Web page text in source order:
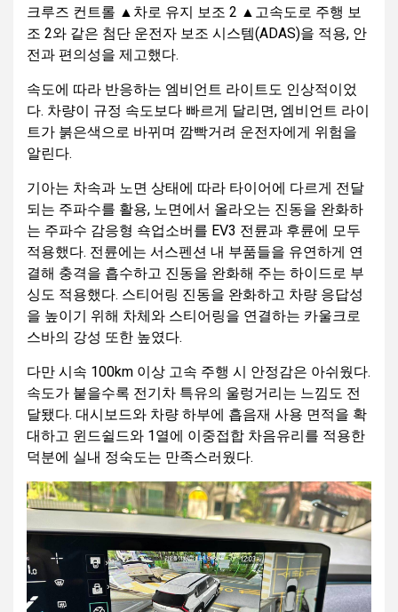
크루즈 컨트롤 ▲차로 유지 보조 2 ▲고속도로 주행 보
조 2와 같은 첨단 운전자 보조 시스템(ADAS)을 적용, 안
전과 편의성을 제고했다.
속도에 따라 반응하는 엠비언트 라이트도 인상적이었
다. 차량이 규정 속도보다 빠르게 달리면, 엠비언트 라이
트가 붉은색으로 바뀌며 깜빡거려 운전자에게 위험을
알린다.
기아는 차속과 노면 상태에 따라 타이어에 다르게 전달
되는 주파수를 활용, 노면에서 올라오는 진동을 완화하
는 주파수 감응형 쇽업소버를 EV3 전륜과 후륜에 모두
적용했다. 전륜에는 서스펜션 내 부품들을 유연하게 연
결해 충격을 흡수하고 진동을 완화해 주는 하이드로 부
싱도 적용했다. 스티어링 진동을 완화하고 차량 응답성
을 높이기 위해 차체와 스티어링을 연결하는 카울크로
스바의 강성 또한 높였다.
다만 시속 100km 이상 고속 주행 시 안정감은 아쉬웠다.
속도가 붙을수록 전기차 특유의 울렁거리는 느낌도 전
달됐다. 대시보드와 차량 하부에 흡음재 사용 면적을 확
대하고 윈드쉴드와 1열에 이중접합 차음유리를 적용한
덕분에 실내 정숙도는 만족스러웠다.